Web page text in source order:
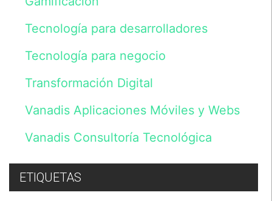
fichero
responsable
Initiative,
acuerdo
lo
previsto
Tecnología para desarrolladores
Tecnología para negocio
Transformación Digital
Vanadis Aplicaciones Móviles y Webs
Vanadis Consultoría Tecnológica
ETIQUETAS